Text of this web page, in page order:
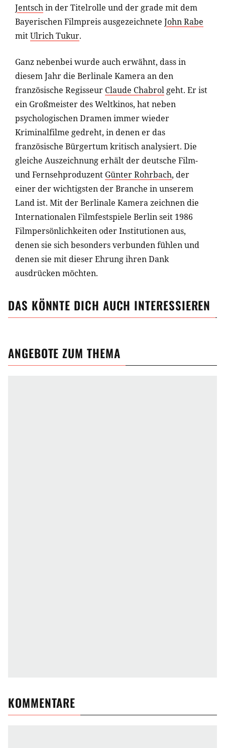
Jentschin der Titelrolle und der grade mit dem
Bayerischen Filmpreis ausgezeichnete John Rabe
mitUlrich Tukur.
Ganz nebenbei wurde auch erwähnt, dass in
diesem Jahr die Berlinale Kamera an den
französische Regisseur Claude Chabrol geht. Er ist
ein Großmeister des Weltkinos, hat neben
psychologischen Dramen immer wieder
Kriminalfilme gedreht, in denen er das
französische Bürgertum kritisch analysiert. Die
gleiche Auszeichnung erhält der deutsche Film-
und Fernsehproduzent Günter Rohrbach, der
einer der wichtigsten der Branche in unserem
Land ist. Mit der Berlinale Kamera zeichnen die
Internationalen Filmfestspiele Berlin seit 1986
Filmpersönlichkeiten oder Institutionen aus,
denen sie sich besonders verbunden fühlen und
denen sie mit dieser Ehrung ihren Dank
ausdrücken möchten.
DAS KÖNNTE DICH AUCH INTERESSIEREN
ANGEBOTE ZUM THEMA
KOMMENTARE